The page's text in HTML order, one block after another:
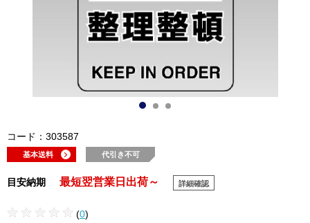
コード：303587
基本送料 代引き不可
目安納期 最短翌営業日出荷～ 詳細確認
(0)